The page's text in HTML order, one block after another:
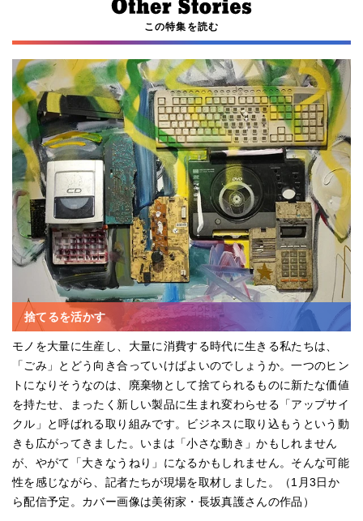
この特集を読む
捨てるを活かす
モノを大量に生産し、大量に消費する時代に生きる私たちは、
「ごみ」とどう向き合っていけばよいのでしょうか。一つのヒン
トになりそうなのは、廃棄物として捨てられるものに新たな価値
を持たせ、まったく新しい製品に生まれ変わらせる「アップサイ
クル」と呼ばれる取り組みです。ビジネスに取り込もうという動
きも広がってきました。いまは「小さな動き」かもしれません
が、やがて「大きなうねり」になるかもしれません。そんな可能
性を感じながら、記者たちが現場を取材しました。（1月3日か
ら配信予定。カバー画像は美術家・長坂真護さんの作品）